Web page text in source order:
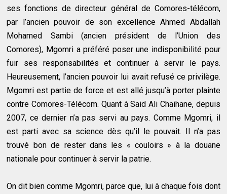
ses fonctions de directeur général de Comores-télécom,
par l’ancien pouvoir de son excellence Ahmed Abdallah
Mohamed Sambi (ancien président de l’Union des
Comores), Mgomri a préféré poser une indisponibilité pour
fuir ses responsabilités et continuer à servir le pays.
Heureusement, l’ancien pouvoir lui avait refusé ce privilège.
Mgomri est partie de force et est allé jusqu’à porter plainte
contre Comores-Télécom. Quant à Said Ali Chaihane, depuis
2007, ce dernier n’a pas servi au pays. Comme Mgomri, il
est parti avec sa science dès qu’il le pouvait. Il n’a pas
trouvé bon de rester dans les « couloirs » à la douane
nationale pour continuer à servir la patrie.
On dit bien comme Mgomri, parce que, lui à chaque fois dont